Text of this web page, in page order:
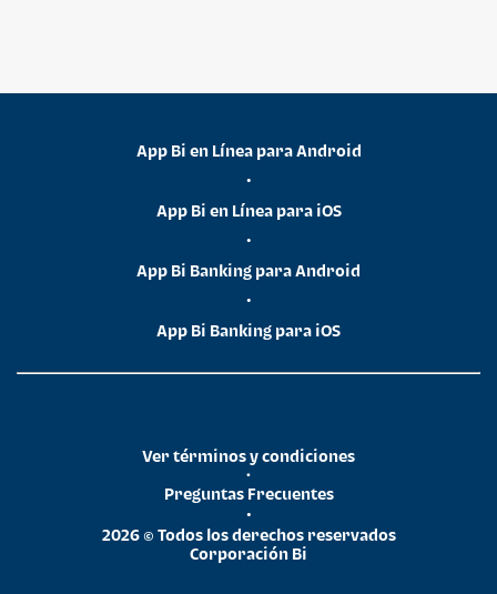
App Bi en Línea para Android
•
App Bi en Línea para iOS
•
App Bi Banking para Android
•
App Bi Banking para iOS
2026 © Todos los derechos reservados
Corporación Bi
•
Preguntas Frecuentes
•
Ver términos y condiciones